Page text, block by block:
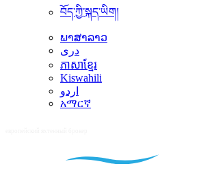
བོད་ཀྱི་སྐད་ཡིག།
ພາສາລາວ
دری
ភាសាខ្មែរ
Kiswahili
اردو
አማርኛ